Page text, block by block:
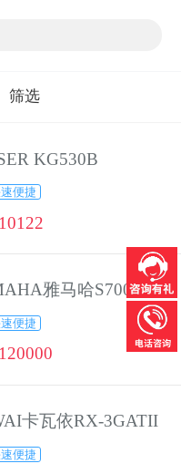
筛选
KG530B
便捷
10122
雅马哈S700E
便捷
120000
卡瓦依RX-3GATII
便捷